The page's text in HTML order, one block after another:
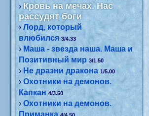
›Кровь на мечах. Нас
рассудят боги
›Лорд, который
влюбился 3/4.33
›Маша - звезда наша. Маша и
Позитивный мир 3/1.50
›Не дразни дракона 1/5.00
›Охотники на демонов.
Капкан 4/3.50
›Охотники на демонов.
Приманка